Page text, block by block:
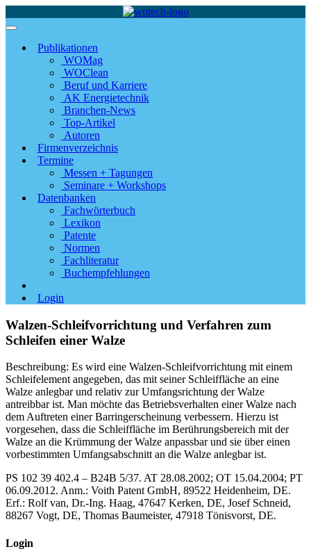
Publikationen
WOMag
WOClean
Beruf und Karriere
AK Energietechnik
Branchen-News
Top-Artikel
Autoren
Firmenverzeichnis
Termine
Messen + Tagungen
Seminare + Workshops
Datenbanken
Fachwörterbuch
Lexikon
Patente
Normen
Fachliteratur
Buchempfehlungen
Login
Walzen-Schleifvorrichtung und Verfahren zum
Schleifen einer Walze
Beschreibung: Es wird eine Walzen-Schleifvorrichtung mit einem
Schleifelement angegeben, das mit seiner Schleiffläche an eine
Walze anlegbar und relativ zur Umfangsrichtung der Walze
antreibbar ist. Man möchte das Betriebsverhalten einer Walze nach
dem Auftreten einer Barringerscheinung verbessern. Hierzu ist
vorgesehen, dass die Schleiffläche im Berührungsbereich mit der
Walze an die Krümmung der Walze anpassbar und sie über einen
vorbestimmten Umfangsabschnitt an die Walze anlegbar ist.
PS 102 39 402.4 – B24B 5/37. AT 28.08.2002; OT 15.04.2004; PT
06.09.2012. Anm.: Voith Patent GmbH, 89522 Heidenheim, DE.
Erf.: Rolf van, Dr.-Ing. Haag, 47647 Kerken, DE, Josef Schneid,
88267 Vogt, DE, Thomas Baumeister, 47918 Tönisvorst, DE.
Login